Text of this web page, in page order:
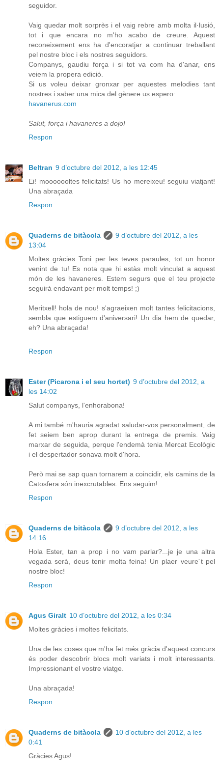
seguidor.
Vaig quedar molt sorprès i el vaig rebre amb molta il·lusió,
tot i que encara no m'ho acabo de creure. Aquest
reconeixement ens ha d'encoratjar a continuar treballant
pel nostre bloc i els nostres seguidors.
Companys, gaudiu força i si tot va com ha d'anar, ens
veiem la propera edició.
Si us voleu deixar gronxar per aquestes melodies tant
nostres i saber una mica del gènere us espero:
havanerus.com
Salut, força i havaneres a dojo!
Respon
Beltran 9 d’octubre del 2012, a les 12:45
Ei! mooooooltes felicitats! Us ho mereixeu! seguiu viatjant!
Una abraçada
Respon
Quaderns de bitàcola
9 d’octubre del 2012, a les
13:04
Moltes gràcies Toni per les teves paraules, tot un honor
venint de tu! Es nota que hi estàs molt vinculat a aquest
món de les havaneres. Estem segurs que el teu projecte
seguirà endavant per molt temps! ;)
Meritxell! hola de nou! s'agraeixen molt tantes felicitacions,
sembla que estiguem d'aniversari! Un dia hem de quedar,
eh? Una abraçada!
Respon
Ester (Picarona i el seu hortet) 9 d’octubre del 2012, a
les 14:02
Salut companys, l'enhorabona!
A mi també m'hauria agradat saludar-vos personalment, de
fet seiem ben aprop durant la entrega de premis. Vaig
marxar de seguida, perque l'endemà tenia Mercat Ecològic
i el despertador sonava molt d'hora.
Però mai se sap quan tornarem a coincidir, els camins de la
Catosfera són inexcrutables. Ens seguim!
Respon
Quaderns de bitàcola
9 d’octubre del 2012, a les
14:16
Hola Ester, tan a prop i no vam parlar?...je je una altra
vegada serà, deus tenir molta feina! Un plaer veure´t pel
nostre bloc!
Respon
Agus Giralt 10 d’octubre del 2012, a les 0:34
Moltes gràcies i moltes felicitats.
Una de les coses que m'ha fet més gràcia d'aquest concurs
és poder descobrir blocs molt variats i molt interessants.
Impressionant el vostre viatge.
Una abraçada!
Respon
Quaderns de bitàcola
10 d’octubre del 2012, a les
0:41
Gràcies Agus!